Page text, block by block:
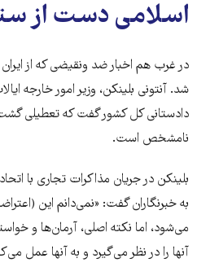
اسلامی دست از
در غرب هم اخبار ضد ونقیضی که از
شد. آنتونی بلینکن، وزیر امور خارجه
دادستانی کل کشور گفت که تعطیلی
نامشخص است.
بلینکن در جریان مذاکرات تجاری با
به خبرنگاران گفت: «نمی‌دانم این
می‌شود، اما نکته اصلی، آرمان‌ها و
آنها را در نظر می‌گیرد و به آنها عمل